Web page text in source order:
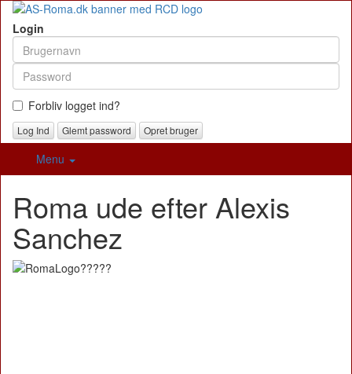
Login
Forbliv logget ind?
Glemt password Opret bruger
Menu
Roma ude efter Alexis
Sanchez